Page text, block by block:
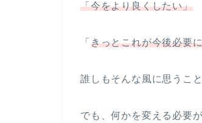
「今をより良くしたい」
「 きっとこれが今後必要
誰しもそんな風に思うこ
でも、何かを変える必要